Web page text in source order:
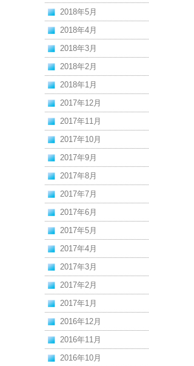
2018年5月
2018年4月
2018年3月
2018年2月
2018年1月
2017年12月
2017年11月
2017年10月
2017年9月
2017年8月
2017年7月
2017年6月
2017年5月
2017年4月
2017年3月
2017年2月
2017年1月
2016年12月
2016年11月
2016年10月